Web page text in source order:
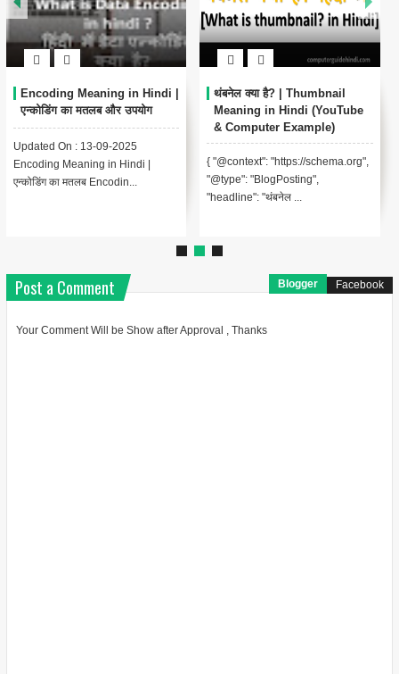
Encoding Meaning in Hindi |
एन्कोडिंग का मतलब और उपयोग
Updated On : 13-09-2025
Encoding Meaning in Hindi |
एन्कोडिंग का मतलब Encodin...
थंबनेल क्या है? | Thumbnail
Meaning in Hindi (YouTube
& Computer Example)
{ "@context": "https://schema.org",
"@type": "BlogPosting",
"headline": "थंबनेल ...
Post a Comment Blogger Facebook
Your Comment Will be Show after Approval , Thanks